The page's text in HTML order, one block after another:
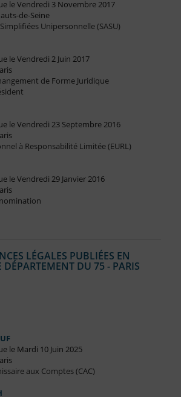
le Vendredi 3 Novembre 2017
de-Seine
Unipersonnelle (SASU)
le Vendredi 2 Juin 2017
de Forme Juridique
le Vendredi 23 Septembre 2016
à Responsabilité Limitée (EURL)
le Vendredi 29 Janvier 2016
LÉGALES PUBLIÉES EN
DU 75 - PARIS
le Mardi 10 Juin 2025
aux Comptes (CAC)